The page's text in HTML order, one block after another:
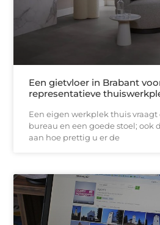
Een gietvloer in Brabant
representatieve
Een eigen werkplek thuis
bureau en een goede stoel; ook
aan hoe prettig u er de